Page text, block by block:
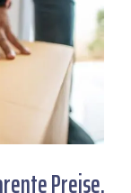
Preise.